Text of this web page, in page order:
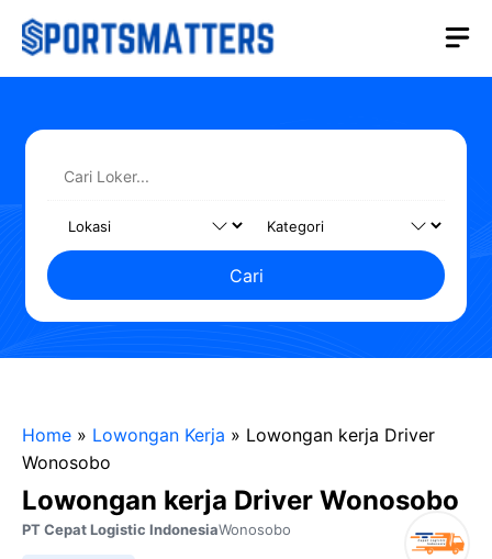
Langsung
Cari
Home » Lowongan Kerja » Lowongan kerja Driver
Wonosobo
Lowongan kerja Driver Wonosobo
PT Cepat Logistic IndonesiaWonosobo